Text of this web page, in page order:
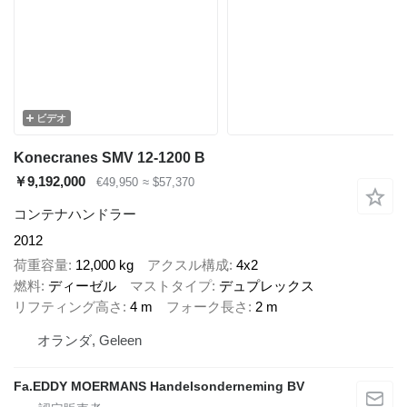
ビデオ
Konecranes SMV 12-1200 B
￥9,192,000
€49,950 ≈ $57,370
コンテナハンドラー
2012
荷重容量 12,000 kg アクスル構成 4x2
燃料 ディーゼル マストタイプ デュプレックス
リフティング高さ
4 m フォーク長さ 2 m
オランダ, Geleen
Fa.EDDY MOERMANS Handelsonderneming BV